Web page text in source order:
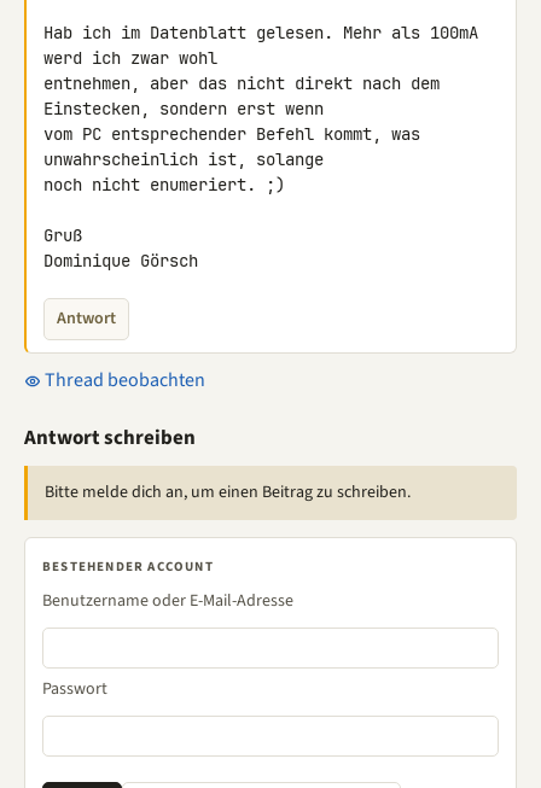
Hab ich im Datenblatt gelesen. Mehr als 100mA
werd ich zwar wohl
entnehmen, aber das nicht direkt nach dem
Einstecken, sondern erst wenn
vom PC entsprechender Befehl kommt, was
unwahrscheinlich ist, solange
noch nicht enumeriert. ;)
Gruß
Dominique Görsch
Antwort
Thread beobachten
Antwort schreiben
Bitte melde dich an, um einen Beitrag zu schreiben.
BESTEHENDER ACCOUNT
Benutzername oder E-Mail-Adresse
Passwort